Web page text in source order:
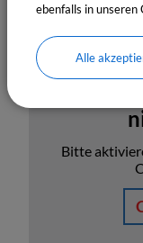
Bitte
ebenfalls in unseren
Alle